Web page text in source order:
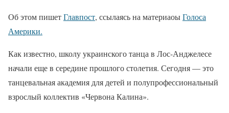
Об этом пишетГлавпост, ссылаясь на материаоыГолоса
Америки.
Как известно, школу украинского танца в Лос-Анджелесе
начали еще в середине прошлого столетия. Сегодня — это
танцевальная академия для детей и полупрофессиональный
взрослый коллектив «Червона Калина».